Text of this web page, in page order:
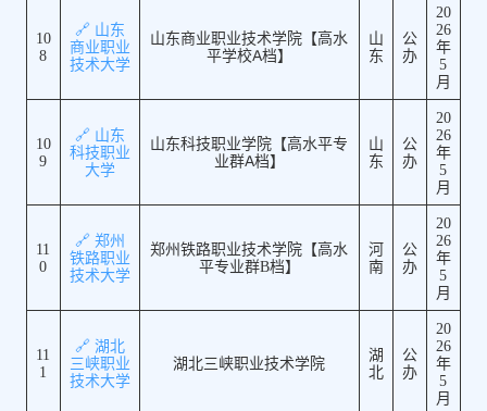
10
8
🔗 山东
商业职业
技术大学
山东商业职业技术学院【高水
平学校A档】
山
东
公
办
20
26
年
5
月
10
9
🔗 山东
科技职业
大学
山东科技职业学院【高水平专
业群A档】
山
东
公
办
20
26
年
5
月
11
0
🔗 郑州
铁路职业
技术大学
郑州铁路职业技术学院【高水
平专业群B档】
河
南
公
办
20
26
年
5
月
11
1
🔗 湖北
三峡职业
技术大学
湖北三峡职业技术学院
湖
北
公
办
20
26
年
5
月